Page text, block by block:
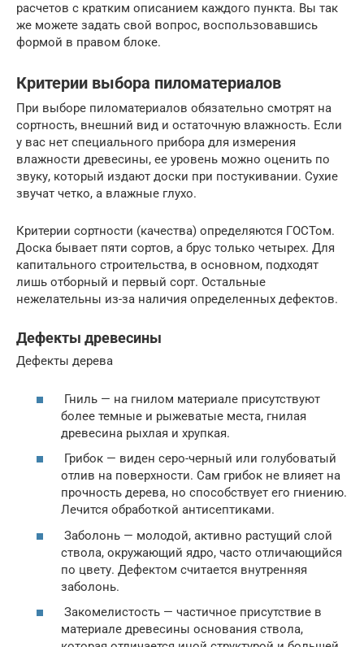
расчетов с кратким описанием каждого пункта. Вы так
же можете задать свой вопрос, воспользовавшись
формой в правом блоке.
Критерии выбора пиломатериалов
При выборе пиломатериалов обязательно смотрят на
сортность, внешний вид и остаточную влажность. Если
у вас нет специального прибора для измерения
влажности древесины, ее уровень можно оценить по
звуку, который издают доски при постукивании. Сухие
звучат четко, а влажные глухо.
Критерии сортности (качества) определяются ГОСТом.
Доска бывает пяти сортов, а брус только четырех. Для
капитального строительства, в основном, подходят
лишь отборный и первый сорт. Остальные
нежелательны из-за наличия определенных дефектов.
Дефекты древесины
Дефекты дерева
Гниль — на гнилом материале присутствуют
более темные и рыжеватые места, гнилая
древесина рыхлая и хрупкая.
Грибок — виден серо-черный или голубоватый
отлив на поверхности. Сам грибок не влияет на
прочность дерева, но способствует его гниению.
Лечится обработкой антисептиками.
Заболонь — молодой, активно растущий слой
ствола, окружающий ядро, часто отличающийся
по цвету. Дефектом считается внутренняя
заболонь.
Закомелистость — частичное присутствие в
материале древесины основания ствола,